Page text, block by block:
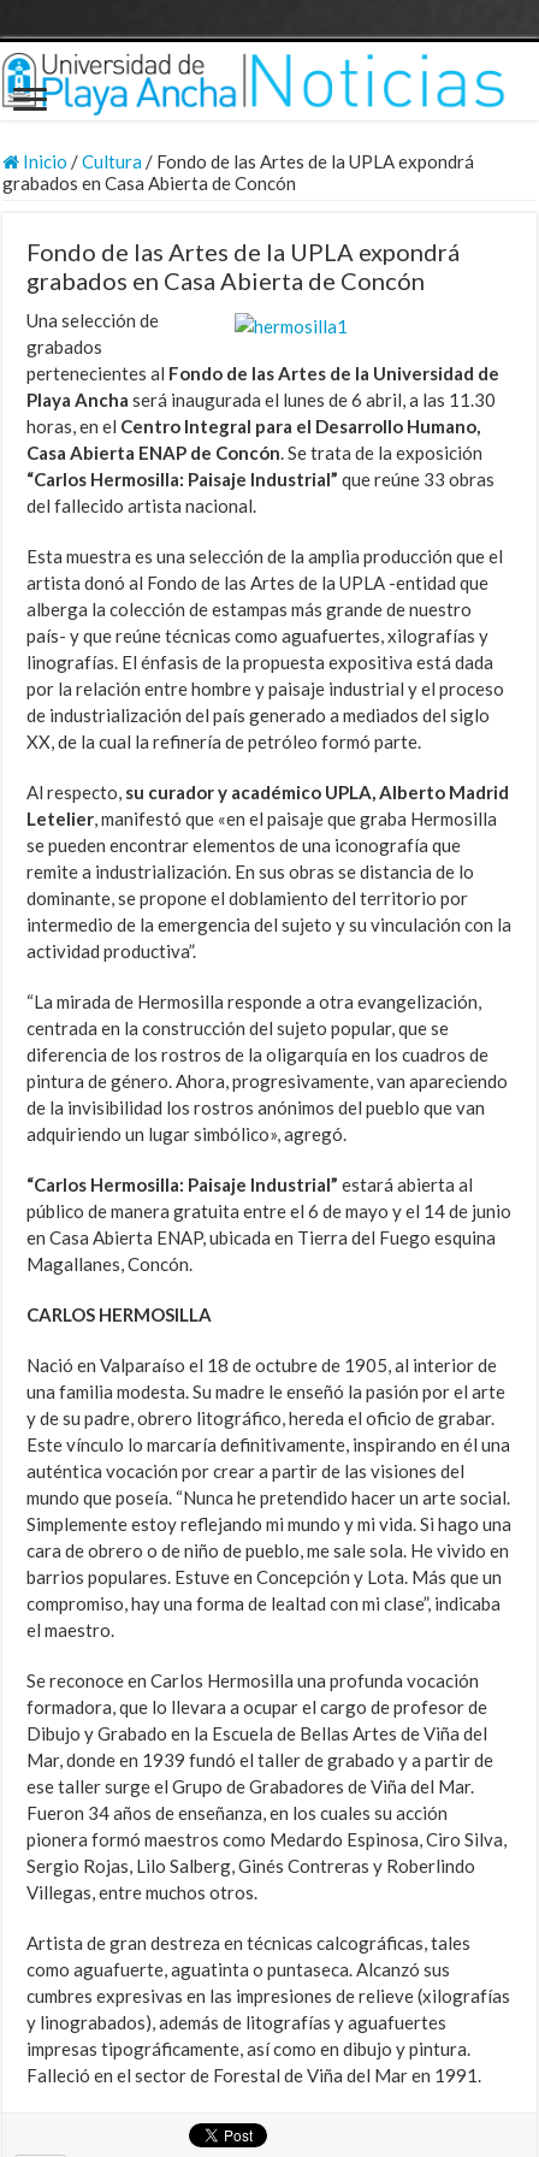
Inicio /Cultura/ Fondo de las Artes de la UPLA expondrá
grabados en Casa Abierta de Concón
Fondo de las Artes de la UPLA expondrá
grabados en Casa Abierta de Concón
Una selección de
grabados
pertenecientes al Fondo de las Artes de la Universidad de
Playa Ancha será inaugurada el lunes de 6 abril, a las 11.30
horas, en el Centro Integral para el Desarrollo Humano,
Casa Abierta ENAP de Concón. Se trata de la exposición
“Carlos Hermosilla: Paisaje Industrial” que reúne 33 obras
del fallecido artista nacional.
Esta muestra es una selección de la amplia producción que el
artista donó al Fondo de las Artes de la UPLA -entidad que
alberga la colección de estampas más grande de nuestro
país- y que reúne técnicas como aguafuertes, xilografías y
linografías. El énfasis de la propuesta expositiva está dada
por la relación entre hombre y paisaje industrial y el proceso
de industrialización del país generado a mediados del siglo
XX, de la cual la refinería de petróleo formó parte.
Al respecto, su curador y académico UPLA, Alberto Madrid
Letelier, manifestó que «en el paisaje que graba Hermosilla
se pueden encontrar elementos de una iconografía que
remite a industrialización. En sus obras se distancia de lo
dominante, se propone el doblamiento del territorio por
intermedio de la emergencia del sujeto y su vinculación con la
actividad productiva”.
“La mirada de Hermosilla responde a otra evangelización,
centrada en la construcción del sujeto popular, que se
diferencia de los rostros de la oligarquía en los cuadros de
pintura de género. Ahora, progresivamente, van apareciendo
de la invisibilidad los rostros anónimos del pueblo que van
adquiriendo un lugar simbólico», agregó.
“Carlos Hermosilla: Paisaje Industrial” estará abierta al
público de manera gratuita entre el 6 de mayo y el 14 de junio
en Casa Abierta ENAP, ubicada en Tierra del Fuego esquina
Magallanes, Concón.
CARLOS HERMOSILLA
Nació en Valparaíso el 18 de octubre de 1905, al interior de
una familia modesta. Su madre le enseñó la pasión por el arte
y de su padre, obrero litográfico, hereda el oficio de grabar.
Este vínculo lo marcaría definitivamente, inspirando en él una
auténtica vocación por crear a partir de las visiones del
mundo que poseía. “Nunca he pretendido hacer un arte social.
Simplemente estoy reflejando mi mundo y mi vida. Si hago una
cara de obrero o de niño de pueblo, me sale sola. He vivido en
barrios populares. Estuve en Concepción y Lota. Más que un
compromiso, hay una forma de lealtad con mi clase”, indicaba
el maestro.
Se reconoce en Carlos Hermosilla una profunda vocación
formadora, que lo llevara a ocupar el cargo de profesor de
Dibujo y Grabado en la Escuela de Bellas Artes de Viña del
Mar, donde en 1939 fundó el taller de grabado y a partir de
ese taller surge el Grupo de Grabadores de Viña del Mar.
Fueron 34 años de enseñanza, en los cuales su acción
pionera formó maestros como Medardo Espinosa, Ciro Silva,
Sergio Rojas, Lilo Salberg, Ginés Contreras y Roberlindo
Villegas, entre muchos otros.
Artista de gran destreza en técnicas calcográficas, tales
como aguafuerte, aguatinta o puntaseca. Alcanzó sus
cumbres expresivas en las impresiones de relieve (xilografías
y linograbados), además de litografías y aguafuertes
impresas tipográficamente, así como en dibujo y pintura.
Falleció en el sector de Forestal de Viña del Mar en 1991.